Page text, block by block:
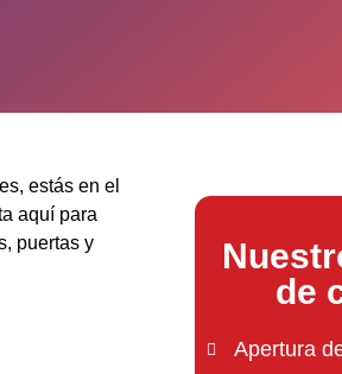
estás en el
aquí para
puertas y
de
Apertura